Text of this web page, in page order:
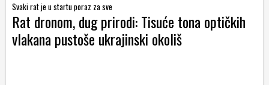
Svaki rat je u startu poraz za sve
Rat dronom, dug prirodi: Tisuće tona optičkih
vlakana pustoše ukrajinski okoliš